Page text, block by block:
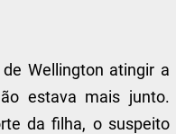
Wellington atingir a
estava mais junto.
da filha, o suspeito